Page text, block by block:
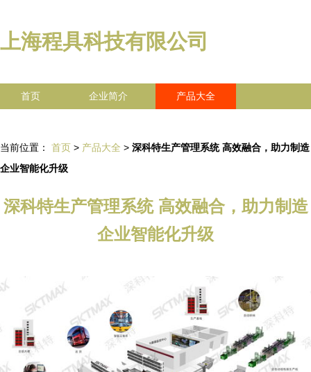
上海程具科技有限公司
首页 企业简介 产品大全
当前位置： 首页 > 产品大全 > 深科特生产管理系统 高效融合，助力制造
企业智能化升级
深科特生产管理系统 高效融合，助力制造
企业智能化升级